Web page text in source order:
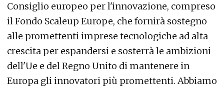
Consiglio europeo per l'innovazione, compreso
il Fondo Scaleup Europe, che fornirà sostegno
alle promettenti imprese tecnologiche ad alta
crescita per espandersi e sosterrà le ambizioni
dell'Ue e del Regno Unito di mantenere in
Europa gli innovatori più promettenti. Abbiamo